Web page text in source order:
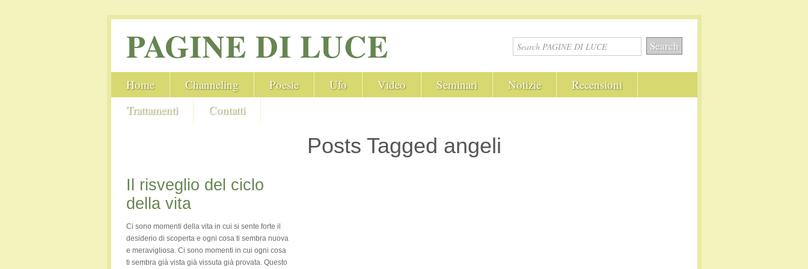
PAGINE DI LUCE
Home Channeling Poesie Ufo Video Seminari Notizie
Recensioni
Trattamenti
Contatti
Posts Tagged angeli
Il risveglio del ciclo
della vita
Ci sono momenti della vita in cui si sente forte il
desiderio di scoperta e ogni cosa ti sembra nuova
e meravigliosa. Ci sono momenti in cui ogni cosa
ti sembra già vista già vissuta già provata. Questo